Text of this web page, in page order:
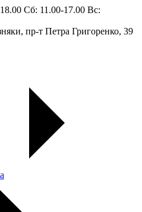
Сб: 11.00-17.00 Вс:
пр-т Петра Григоренко, 39